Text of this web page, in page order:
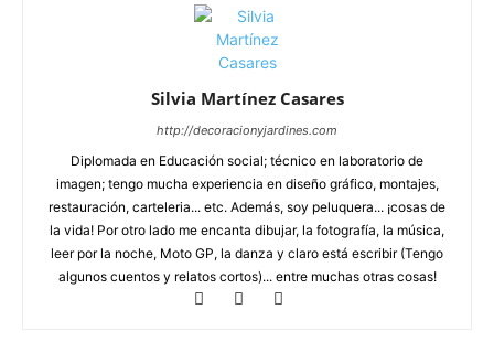
Silvia Martínez Casares
http://decoracionyjardines.com
Diplomada en Educación social; técnico en laboratorio de
imagen; tengo mucha experiencia en diseño gráfico, montajes,
restauración, carteleria... etc. Además, soy peluquera... ¡cosas de
la vida! Por otro lado me encanta dibujar, la fotografía, la música,
leer por la noche, Moto GP, la danza y claro está escribir (Tengo
algunos cuentos y relatos cortos)... entre muchas otras cosas!